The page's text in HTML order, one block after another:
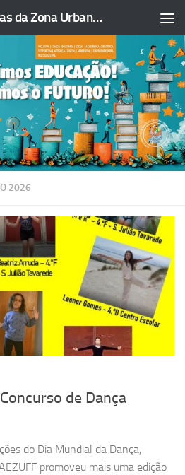
Agrupamento de Escolas da Zona Urbana da Figueira da Foz
2026
de Dança
do Dia Mundial da Dança,
promoveu mais uma edição